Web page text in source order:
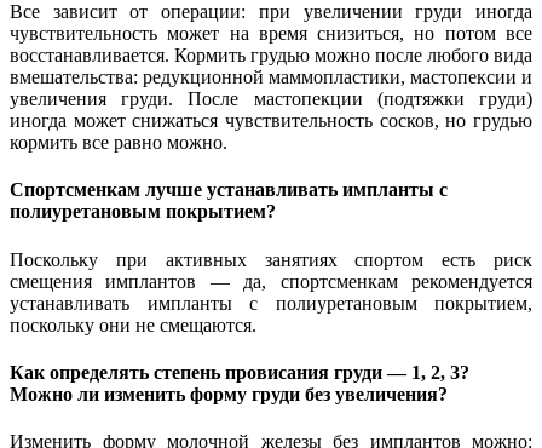
Все зависит от операции: при увеличении груди иногда
чувствительность может на время снизиться, но потом все
восстанавливается. Кормить грудью можно после любого вида
вмешательства: редукционной маммопластики, мастопексии и
увеличения груди. После мастопекции (подтяжки груди)
иногда может снижаться чувствительность сосков, но грудью
кормить все равно можно.
Спортсменкам лучше устанавливать импланты с
полиуретановым покрытием?
Поскольку при активных занятиях спортом есть риск
смещения имплантов — да, спортсменкам рекомендуется
устанавливать импланты с полиуретановым покрытием,
поскольку они не смещаются.
Как определять степень провисания груди — 1, 2, 3?
Можно ли изменить форму груди без увеличения?
Изменить форму молочной железы без имплантов можно: